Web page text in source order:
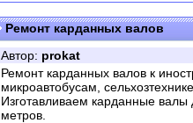
Ремонт карданных валов
Автор: prokat
Ремонт карданных валов к
микроавтобусам,
Изготавливаем карданные
метров.